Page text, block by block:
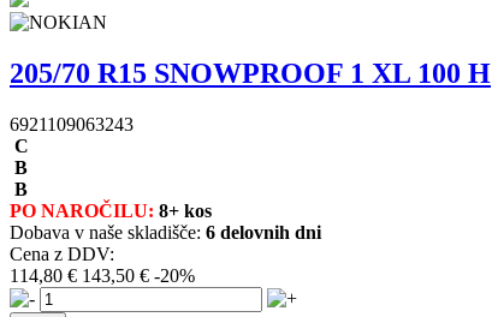
205/70 R15 SNOWPROOF 1 XL 100 H
6921109063243
C
B
B
PO NAROČILU: 8+ kos
Dobava v naše skladišče: 6 delovnih dni
Cena z DDV:
114,80 € 143,50 € -20%